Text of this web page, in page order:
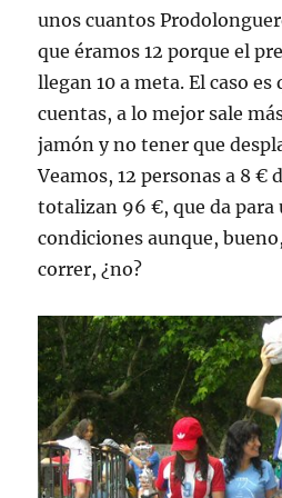
unos cuantos
que éramos 12 porque el
llegan 10 a meta. El caso es
cuentas, a lo mejor sale
jamón y no tener que
Veamos, 12 personas a 8 €
totalizan 96 €, que da para
condiciones aunque,
correr, ¿no?